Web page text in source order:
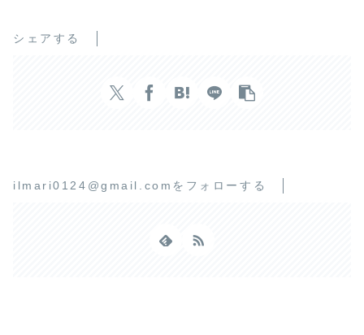
シェアする
ilmari0124@gmail.comをフォローする